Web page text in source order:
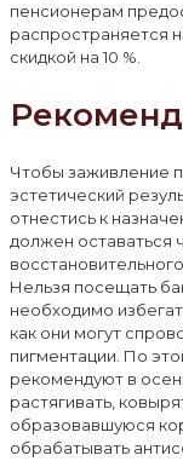
пенсионерам
распространяется
скидкой на 10 %.
Чтобы заживление
эстетический
отнестись к
должен оставаться
Нельзя посещать
необходимо
как они могут
пигментации. По
рекомендуют в
растягивать,
образовавшуюся
обрабатывать